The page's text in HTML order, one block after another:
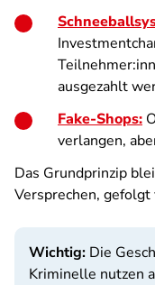
ausgezahlt
Fake-Shops:
verlangen,
Das Grundprinzip
Versprechen,
Wichtig: Die
Kriminelle nutzen